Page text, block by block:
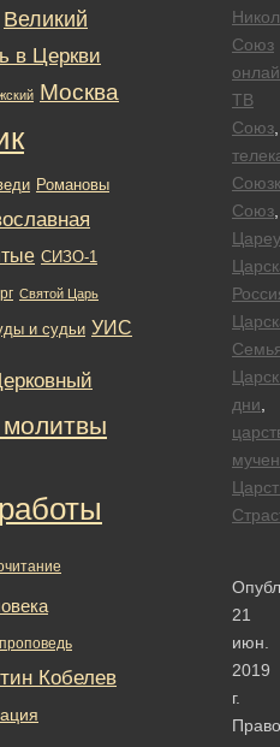
Союз
ТВ
Союз
Союз
дни
21
июн.
2019
г.
Великий
в Церкви
Москва
Романовы
СИЗО-1
Святой Царь
и судьи УИС
проповедь
Кобелев